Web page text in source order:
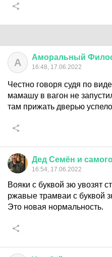
А Аморальный
16:48, 17.06.2022
Честно говоря судя по
мамашу в вагон не
там прижать дверью успело
Дед Семён и
16:54, 17.06.2022
Вояки с буквой зю увозят
ржавые трамваи с буквой
Это новая нормальность.